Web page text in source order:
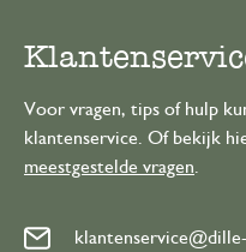
Voor vragen, tips of hulp
klantenservice. Of bekijk
meestgestelde vragen